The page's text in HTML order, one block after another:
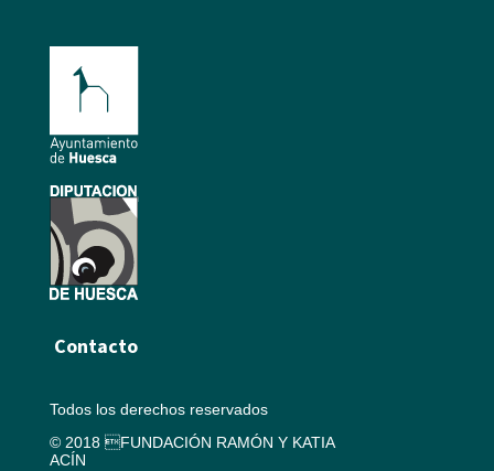
Contacto
Todos los derechos reservados
© 2018 FUNDACIÓN RAMÓN Y KATIA
ACÍN